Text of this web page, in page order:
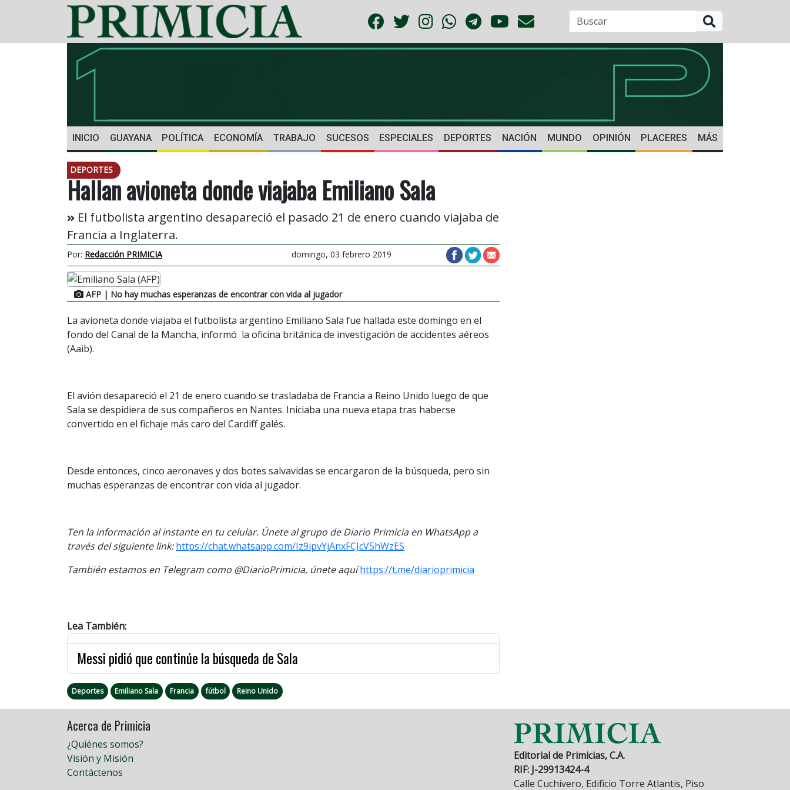
INICIO GUAYANA POLÍTICA ECONOMÍA TRABAJO SUCESOS ESPECIALES DEPORTES NACIÓN MUNDO OPINIÓN PLACERES MÁS
DEPORTES
Hallan avioneta donde viajaba Emiliano Sala
El futbolista argentino desapareció el pasado 21 de enero cuando viajaba de
Francia a Inglaterra.
Por: Redacción PRIMICIA domingo, 03 febrero 2019
AFP | No hay muchas esperanzas de encontrar con vida al jugador
La avioneta donde viajaba el futbolista argentino Emiliano Sala fue hallada este domingo en el
fondo del Canal de la Mancha, informó la oficina británica de investigación de accidentes aéreos
(Aaib).
El avión desapareció el 21 de enero cuando se trasladaba de Francia a Reino Unido luego de que
Sala se despidiera de sus compañeros en Nantes. Iniciaba una nueva etapa tras haberse
convertido en el fichaje más caro del Cardiff galés.
Desde entonces, cinco aeronaves y dos botes salvavidas se encargaron de la búsqueda, pero sin
muchas esperanzas de encontrar con vida al jugador.
Ten la información al instante en tu celular. Únete al grupo de Diario Primicia en WhatsApp a
través del siguiente link:https://chat.whatsapp.com/Iz9ipvYjAnxFCJcV5hWzES
También estamos en Telegram como @DiarioPrimicia, únete aquí https://t.me/diarioprimicia
Lea También:
Messi pidió que continúe la búsqueda de Sala
Deportes Emiliano Sala Francia fútbol Reino Unido
Acerca de Primicia
¿Quiénes somos?
Visión y Misión
Contáctenos
Editorial de Primicias, C.A.
RIF: J-29913424-4
Calle Cuchivero, Edificio Torre Atlantis, Piso